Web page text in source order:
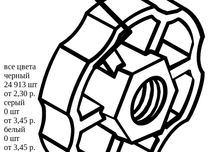
все цвета
черный
24 913 шт
от 2,30 р.
серый
0 шт
от 3,45 р.
белый
0 шт
от 3,45 р.